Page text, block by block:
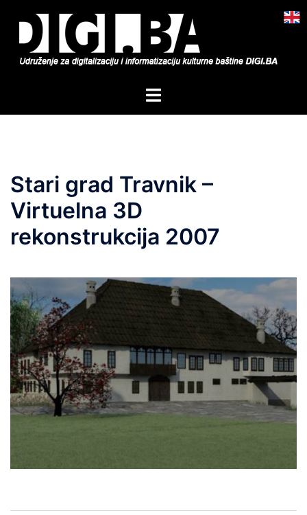
content
Toggle
Stari grad Travnik –
Virtuelna 3D
rekonstrukcija 2007